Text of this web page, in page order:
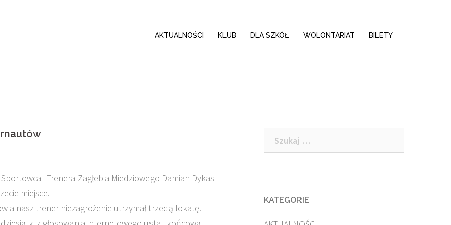
AKTUALNOŚCI KLUB DLA SZKÓŁ WOLONTARIAT BILETY
i Trenera Zagłebia Miedziowego Damian Dykas
miejsce.
a nasz trener niezagrożenie utrzymał trzecią lokatę.
Szukaj:
KATEGORIE